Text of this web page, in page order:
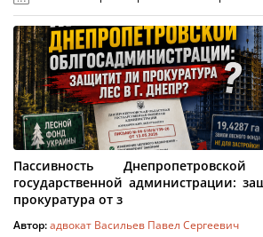
Пассивность
государственной администрации:
прокуратура от з
Автор:адвокат Васильев Павел Сергеевич